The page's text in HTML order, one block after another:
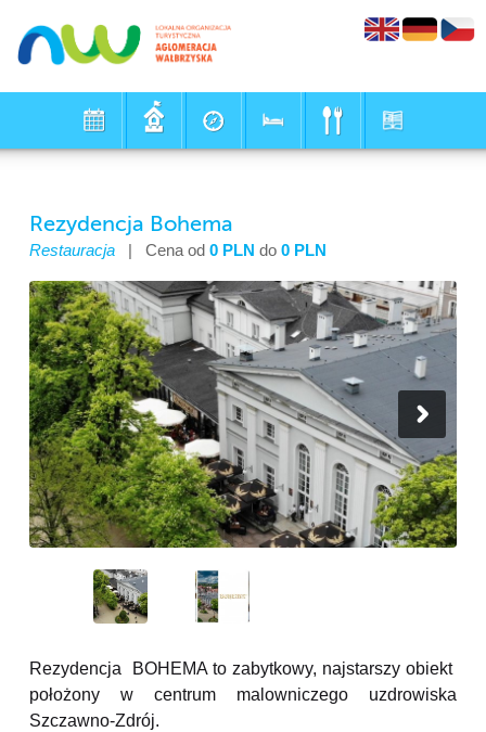
Rezydencja Bohema
Restauracja | Cena od0 PLN do0 PLN
Rezydencja BOHEMA to zabytkowy, najstarszy obiekt
położony w centrum malowniczego uzdrowiska
Szczawno-Zdrój.